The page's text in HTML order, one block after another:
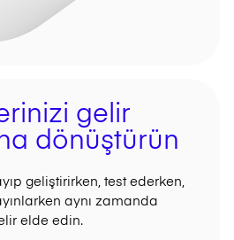
gelir
dönüştürün
geliştirirken, test ederken,
aynı zamanda
elde edin.